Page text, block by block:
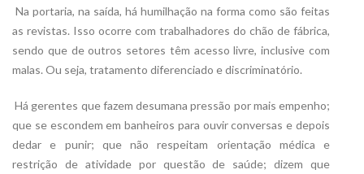
Na portaria, na saída, há humilhação na forma como são feitas
as revistas. Isso ocorre com trabalhadores do chão de fábrica,
sendo que de outros setores têm acesso livre, inclusive com
malas. Ou seja, tratamento diferenciado e discriminatório.
Há gerentes que fazem desumana pressão por mais empenho;
que se escondem em banheiros para ouvir conversas e depois
dedar e punir; que não respeitam orientação médica e
restrição de atividade por questão de saúde; dizem que